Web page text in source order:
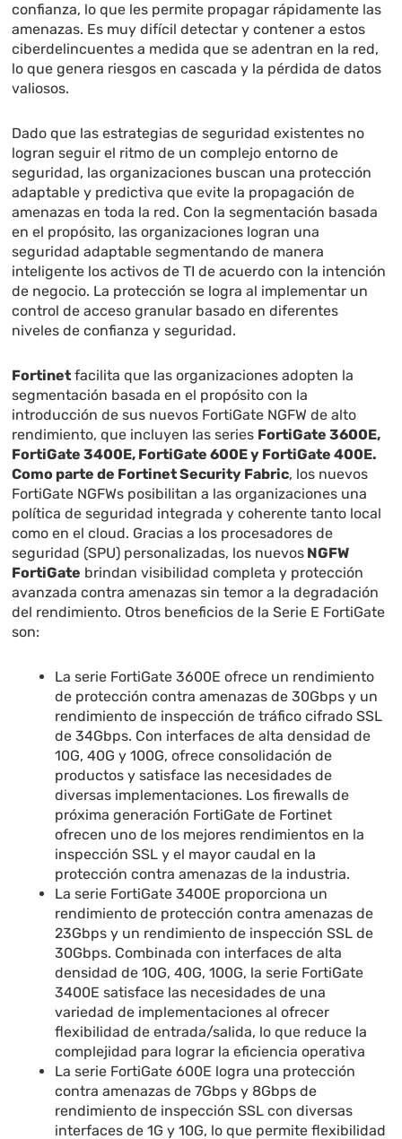
confianza, lo que les permite propagar rápidamente las
amenazas. Es muy difícil detectar y contener a estos
ciberdelincuentes a medida que se adentran en la red,
lo que genera riesgos en cascada y la pérdida de datos
valiosos.
Dado que las estrategias de seguridad existentes no
logran seguir el ritmo de un complejo entorno de
seguridad, las organizaciones buscan una protección
adaptable y predictiva que evite la propagación de
amenazas en toda la red. Con la segmentación basada
en el propósito, las organizaciones logran una
seguridad adaptable segmentando de manera
inteligente los activos de TI de acuerdo con la intención
de negocio. La protección se logra al implementar un
control de acceso granular basado en diferentes
niveles de confianza y seguridad.
Fortinet facilita que las organizaciones adopten la
segmentación basada en el propósito con la
introducción de sus nuevos FortiGate NGFW de alto
rendimiento, que incluyen las series FortiGate 3600E,
FortiGate 3400E, FortiGate 600E y FortiGate 400E.
Como parte de Fortinet Security Fabric, los nuevos
FortiGate NGFWs posibilitan a las organizaciones una
política de seguridad integrada y coherente tanto local
como en el cloud. Gracias a los procesadores de
seguridad (SPU) personalizadas, los nuevos NGFW
FortiGate brindan visibilidad completa y protección
avanzada contra amenazas sin temor a la degradación
del rendimiento. Otros beneficios de la Serie E FortiGate
son:
La serie FortiGate 3600E ofrece un rendimiento
de protección contra amenazas de 30Gbps y un
rendimiento de inspección de tráfico cifrado SSL
de 34Gbps. Con interfaces de alta densidad de
10G, 40G y 100G, ofrece consolidación de
productos y satisface las necesidades de
diversas implementaciones. Los firewalls de
próxima generación FortiGate de Fortinet
ofrecen uno de los mejores rendimientos en la
inspección SSL y el mayor caudal en la
protección contra amenazas de la industria.
La serie FortiGate 3400E proporciona un
rendimiento de protección contra amenazas de
23Gbps y un rendimiento de inspección SSL de
30Gbps. Combinada con interfaces de alta
densidad de 10G, 40G, 100G, la serie FortiGate
3400E satisface las necesidades de una
variedad de implementaciones al ofrecer
flexibilidad de entrada/salida, lo que reduce la
complejidad para lograr la eficiencia operativa
La serie FortiGate 600E logra una protección
contra amenazas de 7Gbps y 8Gbps de
rendimiento de inspección SSL con diversas
interfaces de 1G y 10G, lo que permite flexibilidad